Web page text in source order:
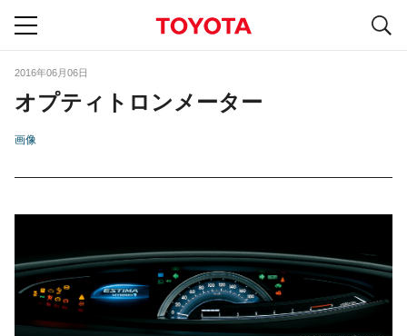
2016年06月06日
オプティトロンメーター
画像